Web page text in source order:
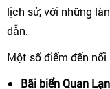
lịch sử, với những
dẫn.
Một số điểm đến
Bãi biển Quan Lạn